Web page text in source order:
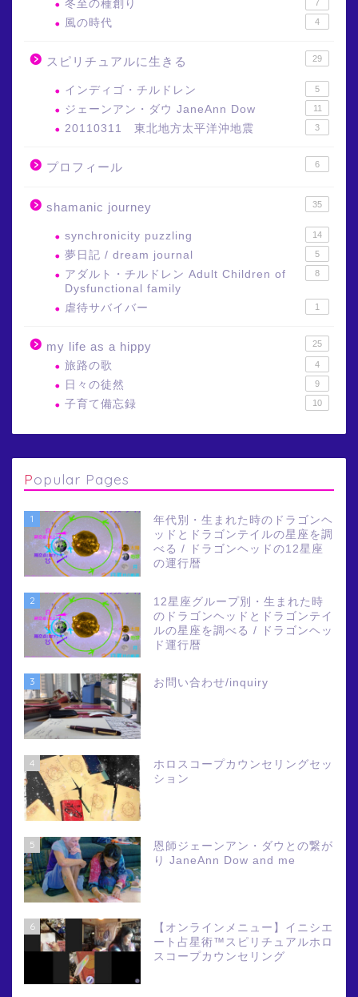
冬至の種創り 7
風の時代 4
スピリチュアルに生きる 29
インディゴ・チルドレン 5
ジェーンアン・ダウ JaneAnn Dow 11
20110311 東北地方太平洋沖地震 3
プロフィール 6
shamanic journey 35
synchronicity puzzling 14
夢日記 / dream journal 5
アダルト・チルドレン Adult Children of
Dysfunctional family
8
虐待サバイバー 1
my life as a hippy 25
旅路の歌 4
日々の徒然 9
子育て備忘録 10
Popular Pages
1
年代別・生まれた時のドラゴンヘ
ッドとドラゴンテイルの星座を調
べる / ドラゴンヘッドの12星座
の運行暦
2
12星座グループ別・生まれた時
のドラゴンヘッドとドラゴンテイ
ルの星座を調べる / ドラゴンヘッ
ド運行暦
3 お問い合わせ/inquiry
4
ホロスコープカウンセリングセッ
ション
5
恩師ジェーンアン・ダウとの繋が
り JaneAnn Dow and me
6
【オンラインメニュー】イニシエ
ート占星術™スピリチュアルホロ
スコープカウンセリング